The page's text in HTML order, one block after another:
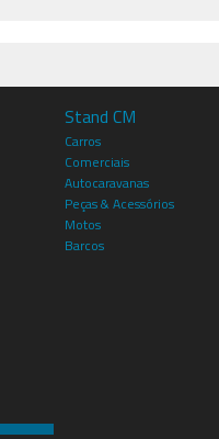
Stand CM
Carros
Comerciais
Autocaravanas
Peças & Acessórios
Motos
Barcos